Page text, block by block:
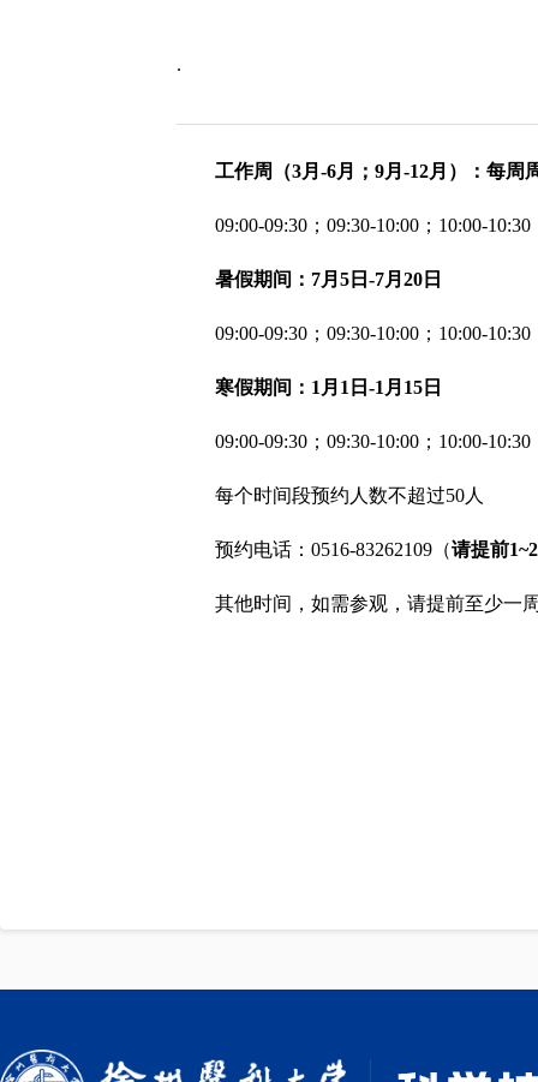
.
工作周（3月-6月；9月-12月）：每周
09:00-09:30；09:30-10:00；10:00-
暑假期间：7月5日-7月20日
09:00-09:30；09:30-10:00；10:00-
寒假期间：1月1日-1月15日
09:00-09:30；09:30-10:00；10:00-
每个时间段预约人数不超过50人
预约电话：0516-83262109（请提前
其他时间，如需参观，请提前至少一